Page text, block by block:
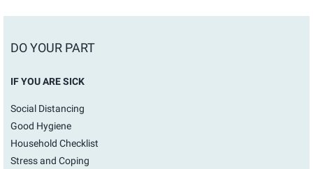
DO YOUR PART
IF YOU ARE SICK
Social Distancing
Good Hygiene
Household Checklist
Stress and Coping